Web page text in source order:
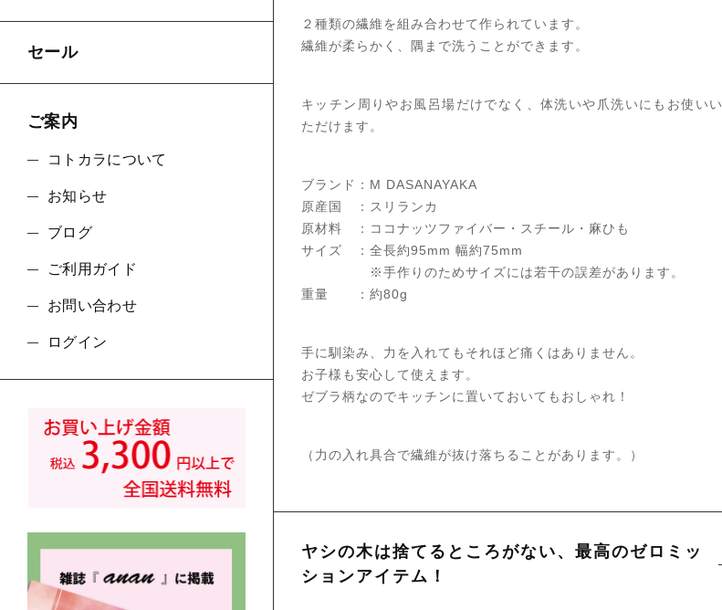
２種類の繊維を組み合わせて作られています。
繊維が柔らかく、隅まで洗うことができます。
キッチン周りやお風呂場だけでなく、体洗いや爪洗いにもお使いい
ただけます。
ブランド：M DASANAYAKA
原産国 ：スリランカ
原材料 ：ココナッツファイバー・スチール・麻ひも
サイズ ：全長約95mm 幅約75mm
※手作りのためサイズには若干の誤差があります。
重量 ：約80g
手に馴染み、力を入れてもそれほど痛くはありません。
お子様も安心して使えます。
ゼブラ柄なのでキッチンに置いておいてもおしゃれ！
（力の入れ具合で繊維が抜け落ちることがあります。）
ヤシの木は捨てるところがない、最高のゼロミッ
ションアイテム！
セール
ご案内
コトカラについて
お知らせ
ブログ
ご利用ガイド
お問い合わせ
ログイン